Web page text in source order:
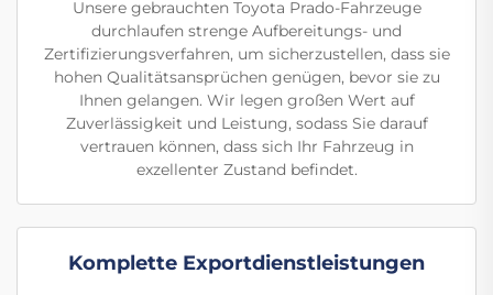
Unsere gebrauchten Toyota Prado-Fahrzeuge
durchlaufen strenge Aufbereitungs- und
Zertifizierungsverfahren, um sicherzustellen, dass sie
hohen Qualitätsansprüchen genügen, bevor sie zu
Ihnen gelangen. Wir legen großen Wert auf
Zuverlässigkeit und Leistung, sodass Sie darauf
vertrauen können, dass sich Ihr Fahrzeug in
exzellenter Zustand befindet.
Komplette Exportdienstleistungen